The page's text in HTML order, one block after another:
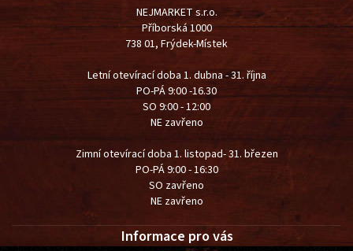
NEJMARKET s.r.o.
Příborská 1000
738 01, Frýdek-Místek
Letní otevírací doba 1. dubna - 31. října
PO-PÁ 9:00 -16.30
SO 9:00 - 12:00
NE zavřeno
Zimní otevírací doba 1. listopad- 31. březen
PO-PÁ 9:00 - 16:30
SO zavřeno
NE zavřeno
Informace pro vás